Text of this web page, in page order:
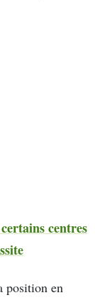
centres
position en